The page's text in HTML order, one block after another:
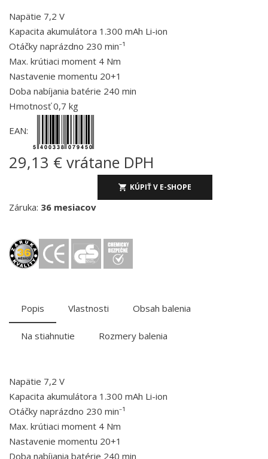
Napätie 7,2 V
Kapacita akumulátora 1.300 mAh Li-ion
Otáčky naprázdno 230 min⁻¹
Max. krútiaci moment 4 Nm
Nastavenie momentu 20+1
Doba nabíjania batérie 240 min
Hmotnosť 0,7 kg
EAN:
29,13 € vrátane DPH
KÚPIŤ V E-SHOPE
Záruka: 36 mesiacov
Popis Vlastnosti Obsah balenia
Na stiahnutie Rozmery balenia
Napätie 7,2 V
Kapacita akumulátora 1.300 mAh Li-ion
Otáčky naprázdno 230 min⁻¹
Max. krútiaci moment 4 Nm
Nastavenie momentu 20+1
Doba nabíjania batérie 240 min